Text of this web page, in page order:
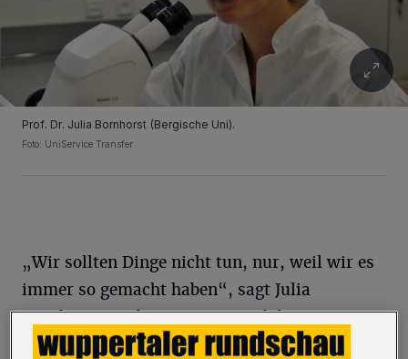
Prof. Dr. Julia Bornhorst (Bergische Uni).
Foto: UniService Transfer
„Wir sollten Dinge nicht tun, nur, weil wir es
immer so gemacht haben“, sagt Julia
Bornhorst. Sie betont zwar: „Ich bin ein großer
Fan davon, einfach zu essen, worauf ich Lust